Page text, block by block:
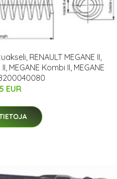
RENAULT MEGANE II,
MEGANE Kombi II, MEGANE
EUR